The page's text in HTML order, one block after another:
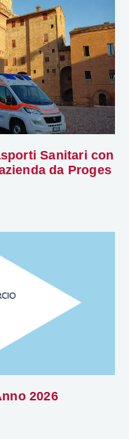
Sanitari con
da Proges
2026